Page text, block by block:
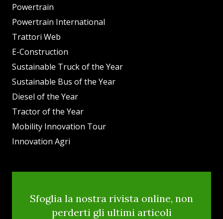
Powertrain
Powertrain International
Trattori Web
E-Construction
Sustainable Truck of the Year
Sustainable Bus of the Year
Diesel of the Year
Tractor of the Year
Mobility Innovation Tour
Innovation Agri
Sfoglia la nostra rivista online, non
perderti gli ultimi articoli